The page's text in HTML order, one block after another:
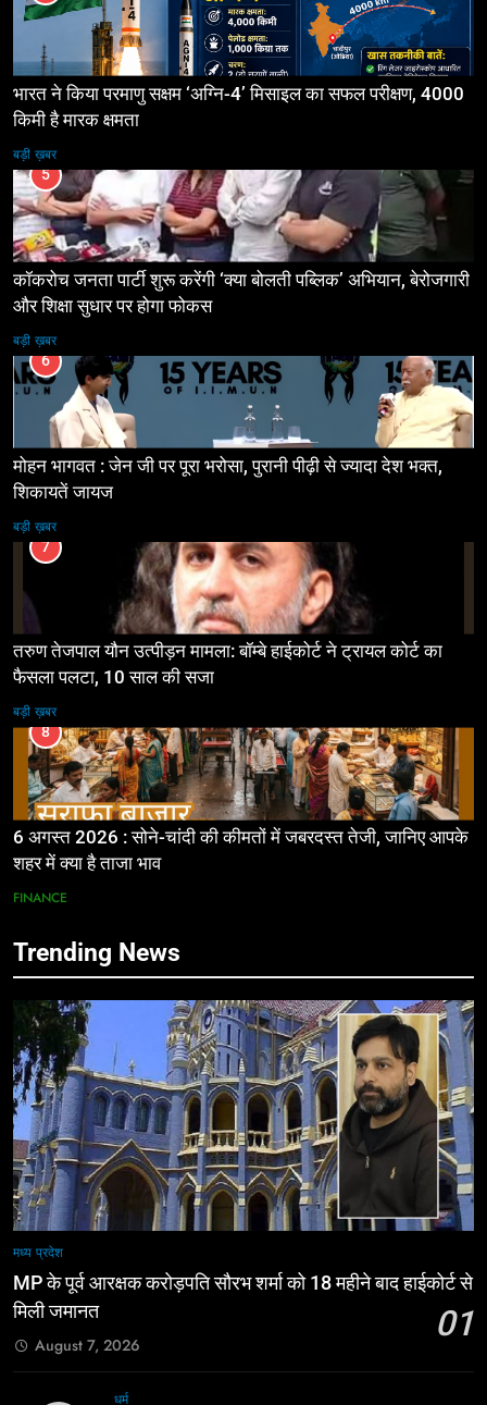
भारत ने किया परमाणु सक्षम ‘अग्नि-4’ मिसाइल का सफल परीक्षण, 4000
किमी है मारक क्षमता
बड़ी ख़बर
5
कॉकरोच जनता पार्टी शुरू करेंगी ‘क्या बोलती पब्लिक’ अभियान, बेरोजगारी
और शिक्षा सुधार पर होगा फोकस
बड़ी ख़बर
6
मोहन भागवत : जेन जी पर पूरा भरोसा, पुरानी पीढ़ी से ज्यादा देश भक्त,
शिकायतें जायज
बड़ी ख़बर
7
तरुण तेजपाल यौन उत्पीड़न मामला: बॉम्बे हाईकोर्ट ने ट्रायल कोर्ट का
फैसला पलटा, 10 साल की सजा
बड़ी ख़बर
8
6 अगस्त 2026 : सोने-चांदी की कीमतों में जबरदस्त तेजी, जानिए आपके
शहर में क्या है ताजा भाव
FINANCE
Trending News
मध्य प्रदेश
MP के पूर्व आरक्षक करोड़पति सौरभ शर्मा को 18 महीने बाद हाईकोर्ट से
मिली जमानत
01
August 7, 2026
धर्म